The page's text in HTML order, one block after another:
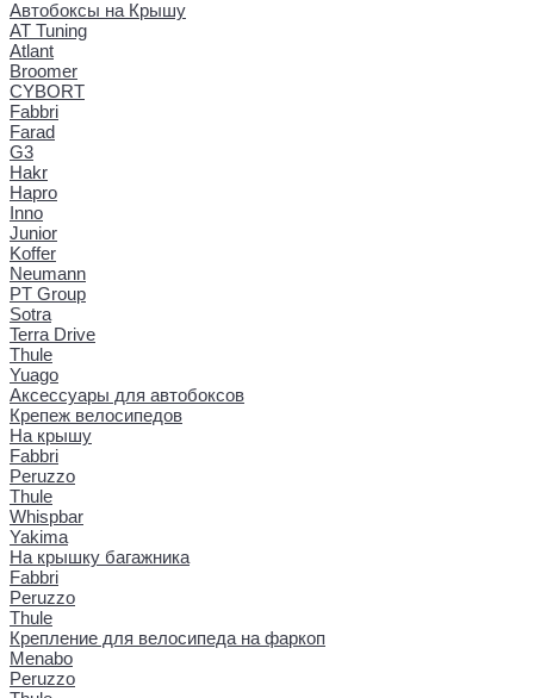
Автобоксы на Крышу
AT Tuning
Atlant
Broomer
CYBORT
Fabbri
Farad
G3
Hakr
Hapro
Inno
Junior
Koffer
Neumann
PT Group
Sotra
Terra Drive
Thule
Yuago
Аксессуары для автобоксов
Крепеж велосипедов
На крышу
Fabbri
Peruzzo
Thule
Whispbar
Yakima
На крышку багажника
Fabbri
Peruzzo
Thule
Крепление для велосипеда на фаркоп
Menabo
Peruzzo